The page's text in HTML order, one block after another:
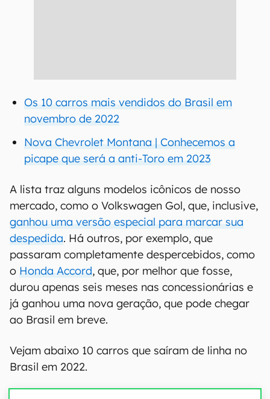
Os 10 carros mais vendidos do Brasil em
novembro de 2022
Nova Chevrolet Montana | Conhecemos a
picape que será a anti-Toro em 2023
A lista traz alguns modelos icônicos de nosso
mercado, como o Volkswagen Gol, que, inclusive,
ganhou uma versão especial para marcar sua
despedida. Há outros, por exemplo, que
passaram completamente despercebidos, como
o Honda Accord, que, por melhor que fosse,
durou apenas seis meses nas concessionárias e
já ganhou uma nova geração, que pode chegar
ao Brasil em breve.
Vejam abaixo 10 carros que saíram de linha no
Brasil em 2022.